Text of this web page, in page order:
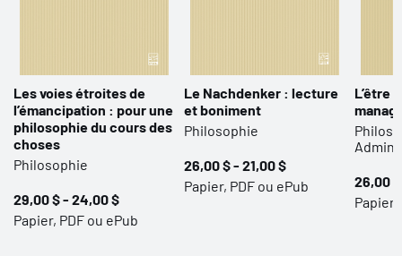
Les voies étroites de
l’émancipation : pour une
philosophie du cours des
choses
Philosophie
29,00 $ - 24,00 $
Papier, PDF ou ePub
Le Nachdenker : lecture
et boniment
Philosophie
26,00 $ - 21,00 $
Papier, PDF ou ePub
L’être
26,00
Papier,